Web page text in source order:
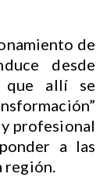
de
desde
que allí se
profesional
a las
región.